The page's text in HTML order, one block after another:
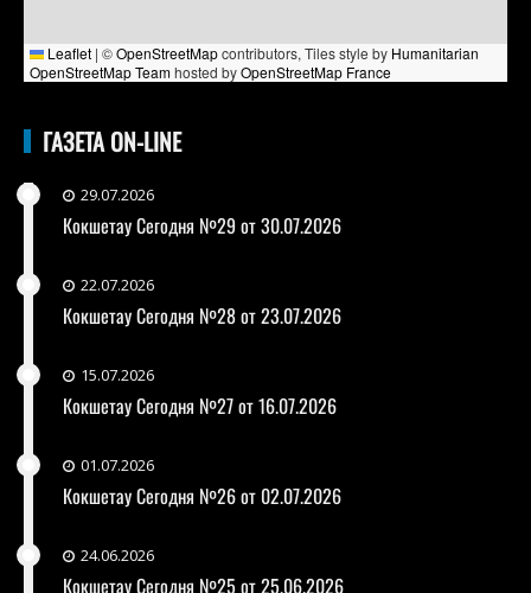
Leaflet | ©OpenStreetMapcontributors, Tiles style by Humanitarian
OpenStreetMap Teamhosted byOpenStreetMap France
ГАЗЕТА ON-LINE
29.07.2026
Кокшетау Сегодня №29 от 30.07.2026
22.07.2026
Кокшетау Сегодня №28 от 23.07.2026
15.07.2026
Кокшетау Сегодня №27 от 16.07.2026
01.07.2026
Кокшетау Сегодня №26 от 02.07.2026
24.06.2026
Кокшетау Сегодня №25 от 25.06.2026